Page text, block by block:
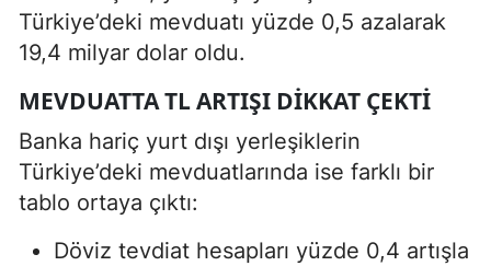
Türkiye’deki mevduatı yüzde 0,5 azalarak
19,4 milyar dolar oldu.
MEVDUATTA TL ARTIŞI DIKKAT ÇEKTI
Banka hariç yurt dışı yerleşiklerin
Türkiye’deki mevduatlarında ise farklı bir
tablo ortaya çıktı:
Döviz tevdiat hesapları yüzde 0,4 artışla